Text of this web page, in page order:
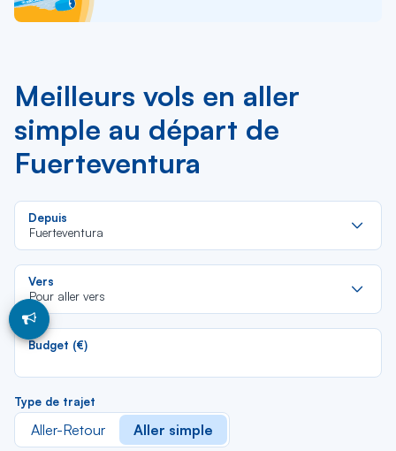
Meilleurs vols en aller
simple au départ de
Fuerteventura
Depuis
Fuerteventura
Vers
Pour aller vers
Budget (€)
Type de trajet
Aller-Retour Aller simple